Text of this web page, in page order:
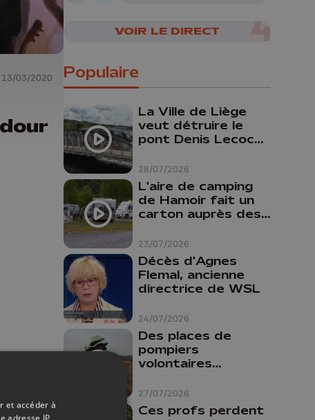
13/03/2020
VOIR LE DIRECT
Populaire
28/07/2026
La Ville de Liège
veut détruire le
pont Denis Lecocq
budget pour le
faire
23/07/2026
L'aire de camping
de Hamoir fait un
carton auprès des
24/07/2026
Décès d'Agnes
Flemal, ancienne
directrice de WSL
27/07/2026
Des places de
pompiers
volontaires
province de Liège :
"Un citoyen qui
Ces profs perdent
et accéder à
adresse IP,